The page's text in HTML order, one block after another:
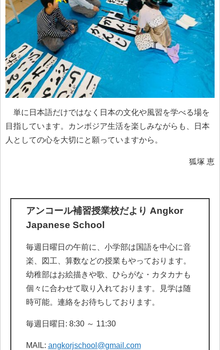
単に日本語だけではなく日本の文化や風習を学べる場を
目指しています。カンボジア生活を楽しみながらも、日本
人としての心を大切にと願っていますから。
狐塚 恵
アンコール補習授業校だより Angkor
Japanese School
毎週日曜日の午前に、小学部は国語を中心に音
楽、図工、算数などの授業もやっております。
幼稚部はお絵描きや歌、ひらがな・カタカナも
個々に合わせて取り入れております。見学は随
時可能。連絡をお待ちしております。
毎週日曜日: 8:30 ～ 11:30
MAIL: angkorjschool@gmail.com